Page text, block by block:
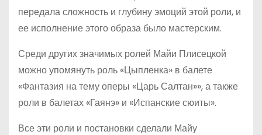
передала сложность и глубину эмоций этой роли, и
ее исполнение этого образа было мастерским.
Среди других значимых ролей Майи Плисецкой
можно упомянуть роль «Цыпленка» в балете
«Фантазия на тему оперы «Царь Салтан»», а также
роли в балетах «Гаянэ» и «Испанские сюиты».
Все эти роли и постановки сделали Майу